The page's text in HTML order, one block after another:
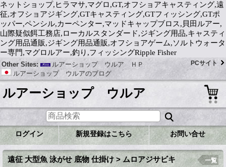
ネットショップ,ヒラマサ,マグロ,GT,オフショアキャスティング,遠
征,オフショアジギング,GTキャスティング,GTフィッシング,GTポ
ッパー,ペンシル,カーペンター,マッドキャップブロス,貝田ルアー,
山際疑似餌工務店,ローカルスタンダード,ジギング用品,キャスティ
ング用品通販,ジギング用品通販,オフショアゲーム,ソルトウォータ
ー専門,マグロルアー,釣り,フィッシングRipple Fisher
Other Sites:
ルアーショップ ウルア ＨＰ
ルアーショップ ウルアのブログ
PCサイト
ルアーショップ ウルア
ログイン 新規登録はこちら お問い合せ
遠征 大型魚 泳がせ 底物 仕掛け > ムロアジサビキ
一覧